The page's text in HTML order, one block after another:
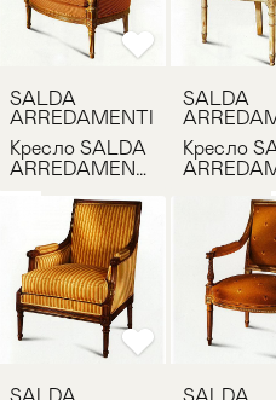
SALDA
ARREDAMENTI
Кресло SALDA
ARREDAMENTI
SALDA
Кресло